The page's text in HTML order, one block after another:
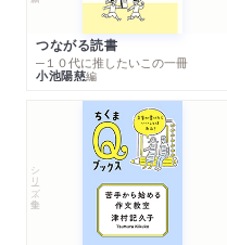
つながる読書
─１０代に推したいこの一冊
小池陽慈編
シリーズ・全集